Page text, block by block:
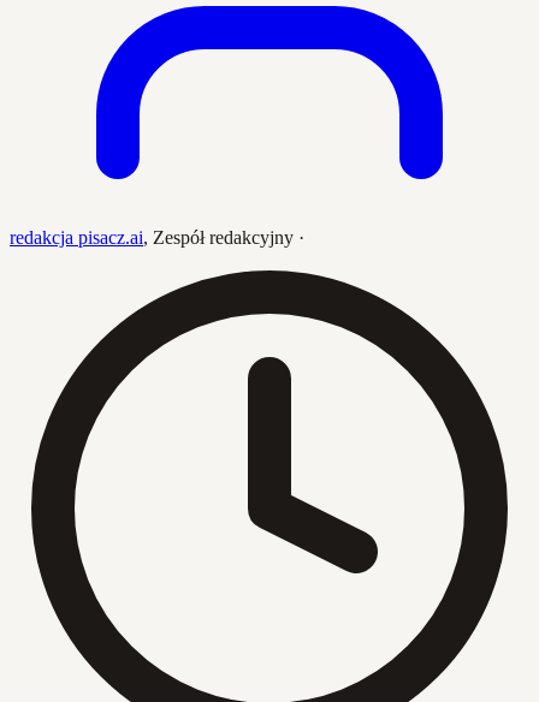
redakcja pisacz.ai, Zespół redakcyjny ·